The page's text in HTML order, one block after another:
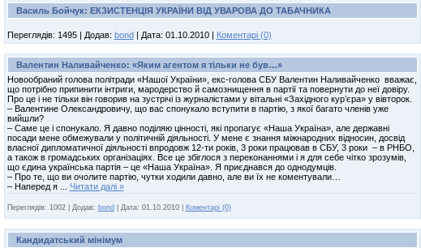
Василь Бойчук: ЕКЗИСТЕНЦІЯ УКРАЇНИ ВІД УВАРОВА ДО ТАБАЧНИКА
Переглядів: 1495 Додав: bond Дата: 01.10.2010 Коментарі (0)
Валентин Наливайченко: «Яким агентом я тільки не був…»
Новообраний голова політради «Нашої України», екс-голова СБУ Валентин Наливайченко вважає,
що потрібно припинити інтриги, мародерство й самознищення в партії та повернути до неї довіру.
Про це і не тільки він говорив на зустрічі із журналістами у вітальні «Західного кур’єра» у вівторок.
– Валентине Олександровичу, що вас спонукало вступити в партію, з якої багато членів уже
вийшли?
– Саме це і спонукало. Я давно поділяю цінності, які пропагує «Наша Україна», але державні
посади мене обмежували у політичній діяльності. У мене є знання міжнародних відносин, досвід
власної дипломатичної діяльності впродовж 12-ти років, 3 роки працював в СБУ, 3 роки – в РНБО,
а також в громадських організаціях. Все це збіглося з переконаннями і я для себе чітко зрозумів,
що єдина українська партія – це «Наша Україна». Я приєднався до однодумців.
– Про те, що ви очолите партію, чутки ходили давно, але ви їх не коментували…
– Наперед я
Читати далі »
Переглядів: 1002 Додав: bond Дата: 01.10.2010 Коментарі (0)
Кандидатський мінімум